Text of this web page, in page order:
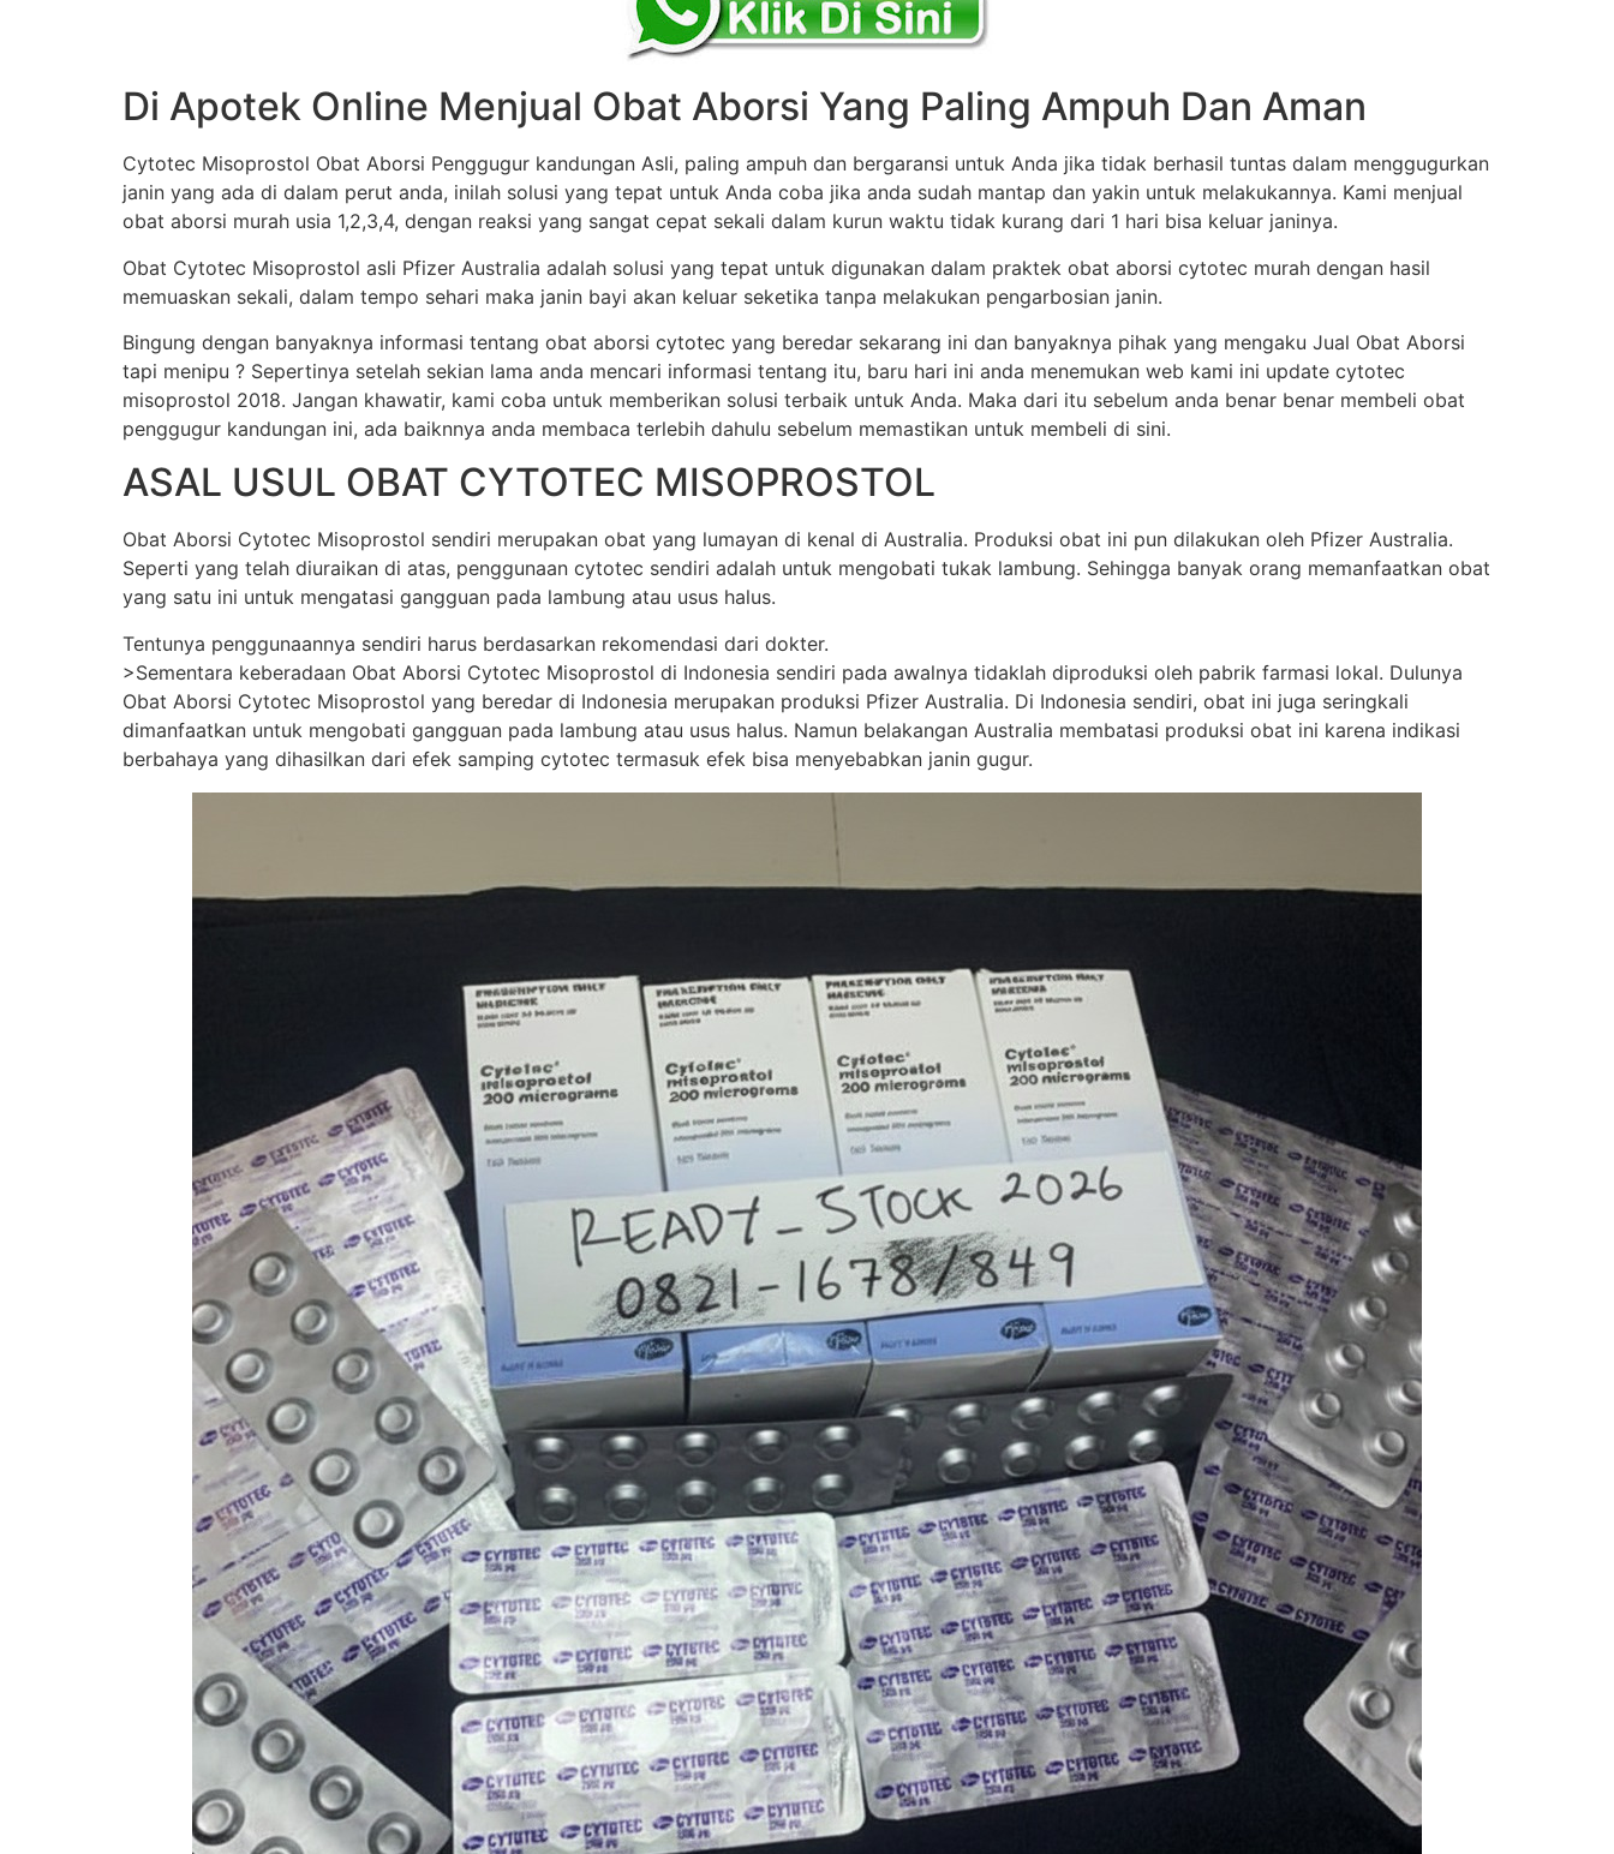
Di Apotek Online Menjual Obat Aborsi Yang Paling Ampuh Dan Aman
Cytotec Misoprostol Obat Aborsi Penggugur kandungan Asli, paling ampuh dan bergaransi untuk Anda jika tidak berhasil tuntas dalam menggugurkan
janin yang ada di dalam perut anda, inilah solusi yang tepat untuk Anda coba jika anda sudah mantap dan yakin untuk melakukannya. Kami menjual
obat aborsi murah usia 1,2,3,4, dengan reaksi yang sangat cepat sekali dalam kurun waktu tidak kurang dari 1 hari bisa keluar janinya.
Obat Cytotec Misoprostol asli Pfizer Australia adalah solusi yang tepat untuk digunakan dalam praktek obat aborsi cytotec murah dengan hasil
memuaskan sekali, dalam tempo sehari maka janin bayi akan keluar seketika tanpa melakukan pengarbosian janin.
Bingung dengan banyaknya informasi tentang obat aborsi cytotec yang beredar sekarang ini dan banyaknya pihak yang mengaku Jual Obat Aborsi
tapi menipu ? Sepertinya setelah sekian lama anda mencari informasi tentang itu, baru hari ini anda menemukan web kami ini update cytotec
misoprostol 2018. Jangan khawatir, kami coba untuk memberikan solusi terbaik untuk Anda. Maka dari itu sebelum anda benar benar membeli obat
penggugur kandungan ini, ada baiknnya anda membaca terlebih dahulu sebelum memastikan untuk membeli di sini.
ASAL USUL OBAT CYTOTEC MISOPROSTOL
Obat Aborsi Cytotec Misoprostol sendiri merupakan obat yang lumayan di kenal di Australia. Produksi obat ini pun dilakukan oleh Pfizer Australia.
Seperti yang telah diuraikan di atas, penggunaan cytotec sendiri adalah untuk mengobati tukak lambung. Sehingga banyak orang memanfaatkan obat
yang satu ini untuk mengatasi gangguan pada lambung atau usus halus.
Tentunya penggunaannya sendiri harus berdasarkan rekomendasi dari dokter.
>Sementara keberadaan Obat Aborsi Cytotec Misoprostol di Indonesia sendiri pada awalnya tidaklah diproduksi oleh pabrik farmasi lokal. Dulunya
Obat Aborsi Cytotec Misoprostol yang beredar di Indonesia merupakan produksi Pfizer Australia. Di Indonesia sendiri, obat ini juga seringkali
dimanfaatkan untuk mengobati gangguan pada lambung atau usus halus. Namun belakangan Australia membatasi produksi obat ini karena indikasi
berbahaya yang dihasilkan dari efek samping cytotec termasuk efek bisa menyebabkan janin gugur.